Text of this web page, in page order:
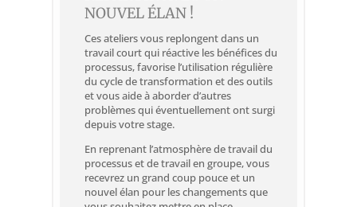
NOUVEL ÉLAN !
Ces ateliers vous replongent dans un
travail court qui réactive les bénéfices du
processus, favorise l’utilisation régulière
du cycle de transformation et des outils
et vous aide à aborder d’autres
problèmes qui éventuellement ont surgi
depuis votre stage.
En reprenant l’atmosphère de travail du
processus et de travail en groupe, vous
recevrez un grand coup pouce et un
nouvel élan pour les changements que